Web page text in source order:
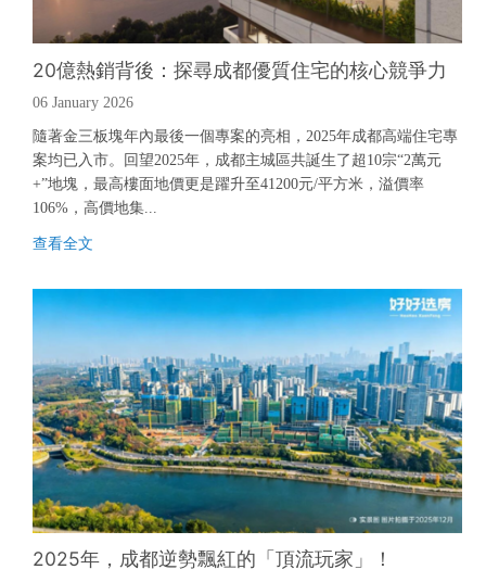
關於渝太
合作商平臺
BD合作矩陣
中文 EN JP
 登录您的帐户
20億熱銷背後：探尋成都優質住宅的核心競爭力
06 January 2026
隨著金三板塊年內最後一個專案的亮相，2025年成都高端住宅專
案均已入市。回望2025年，成都主城區共誕生了超10宗“2萬元
+”地塊，最高樓面地價更是躍升至41200元/平方米，溢價率
106%，高價地集...
查看全文
2025年，成都逆勢飄紅的「頂流玩家」！